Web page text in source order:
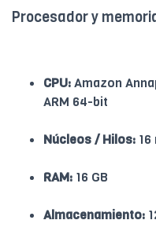
Procesador y
CPU:Amazon
ARM 64-bit
Núcleos / Hilos:
RAM: 16 GB
Almacenamiento: